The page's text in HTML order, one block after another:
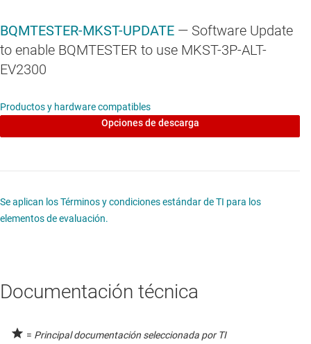
BQMTESTER-MKST-UPDATE — Software Update
to enable BQMTESTER to use MKST-3P-ALT-
EV2300
Productos y hardware compatibles
Opciones de descarga
Se aplican los Términos y condiciones estándar de TI para los
elementos de evaluación.
Documentación técnica
= Principal documentación seleccionada por TI